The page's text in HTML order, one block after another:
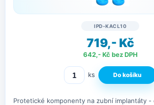
IPD-KACL10
719,- Kč
642,- Kč bez DPH
ks
Protetické komponenty na zubní implantáty -